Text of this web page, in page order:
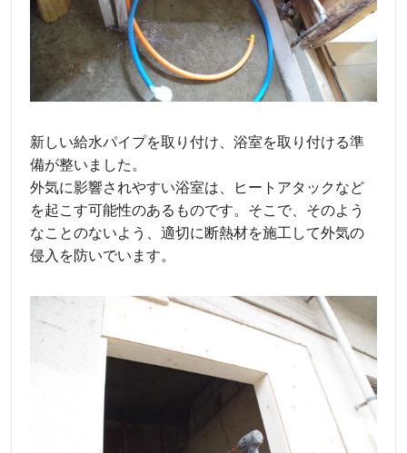
新しい給水パイプを取り付け、浴室を取り付ける準
備が整いました。
外気に影響されやすい浴室は、ヒートアタックなど
を起こす可能性のあるものです。そこで、そのよう
なことのないよう、適切に断熱材を施工して外気の
侵入を防いでいます。